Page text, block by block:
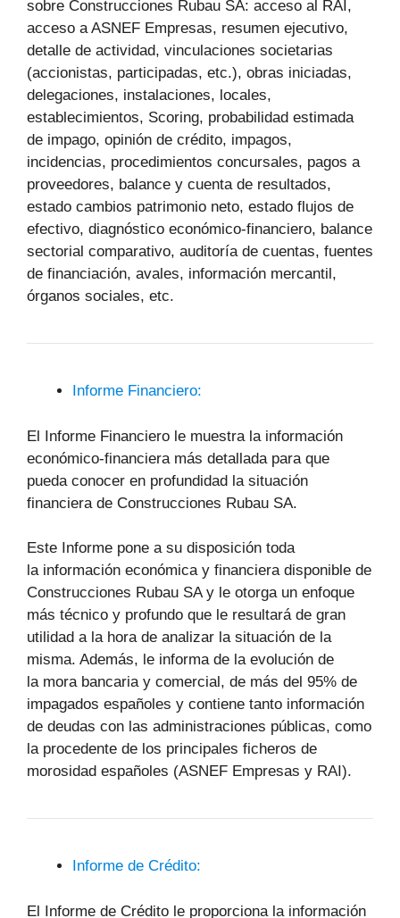
sobre Construcciones Rubau SA: acceso al RAI,
acceso a ASNEF Empresas, resumen ejecutivo,
detalle de actividad, vinculaciones societarias
(accionistas, participadas, etc.), obras iniciadas,
delegaciones, instalaciones, locales,
establecimientos, Scoring, probabilidad estimada
de impago, opinión de crédito, impagos,
incidencias, procedimientos concursales, pagos a
proveedores, balance y cuenta de resultados,
estado cambios patrimonio neto, estado flujos de
efectivo, diagnóstico económico-financiero, balance
sectorial comparativo, auditoría de cuentas, fuentes
de financiación, avales, información mercantil,
órganos sociales, etc.
Informe Financiero:
El Informe Financiero le muestra la información
económico-financiera más detallada para que
pueda conocer en profundidad la situación
financiera de Construcciones Rubau SA.
Este Informe pone a su disposición toda
la información económica y financiera disponible de
Construcciones Rubau SA y le otorga un enfoque
más técnico y profundo que le resultará de gran
utilidad a la hora de analizar la situación de la
misma. Además, le informa de la evolución de
la mora bancaria y comercial, de más del 95% de
impagados españoles y contiene tanto información
de deudas con las administraciones públicas, como
la procedente de los principales ficheros de
morosidad españoles (ASNEF Empresas y RAI).
Informe de Crédito:
El Informe de Crédito le proporciona la información